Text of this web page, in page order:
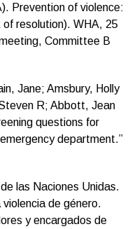
Prevention of violence:
of resolution). WHA, 25
Committee B
Jane; Amsbury, Holly
R; Abbott, Jean
questions for
department.”
las Naciones Unidas.
de género.
y encargados de